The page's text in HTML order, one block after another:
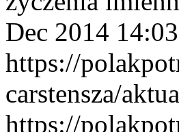
Dec 2014
https://
carstensza/
https://